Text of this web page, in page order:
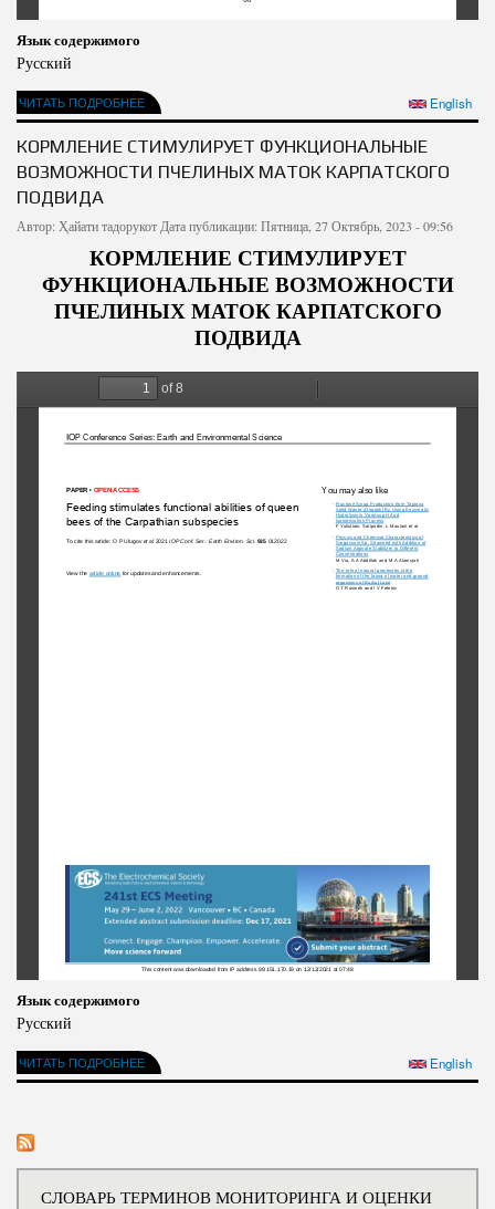
Язык содержимого
Русский
ЧИТАТЬ ПОДРОБНЕЕ English
КОРМЛЕНИЕ СТИМУЛИРУЕТ ФУНКЦИОНАЛЬНЫЕ
ВОЗМОЖНОСТИ ПЧЕЛИНЫХ МАТОК КАРПАТСКОГО
ПОДВИДА
Автор: Ҳайати тадорукот Дата публикации: Пятница, 27 Октябрь, 2023 - 09:56
КОРМЛЕНИЕ СТИМУЛИРУЕТ
ФУНКЦИОНАЛЬНЫЕ ВОЗМОЖНОСТИ
ПЧЕЛИНЫХ МАТОК КАРПАТСКОГО
ПОДВИДА
Язык содержимого
Русский
ЧИТАТЬ ПОДРОБНЕЕ English
СЛОВАРЬ ТЕРМИНОВ МОНИТОРИНГА И ОЦЕНКИ